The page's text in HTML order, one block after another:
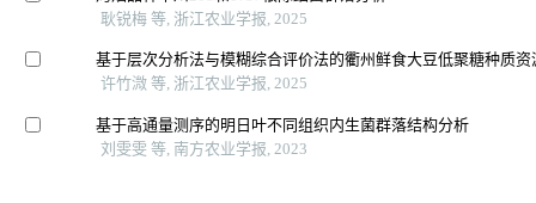
耿锐梅 等, 浙江农业学报, 2025
基于层次分析法与模糊综合评价法的衢州鲜食大豆低聚糖种质资
许竹溦 等, 浙江农业学报, 2025
基于高通量测序的明日叶不同组织内生菌群落结构分析
刘雯雯 等, 南方农业学报, 2023